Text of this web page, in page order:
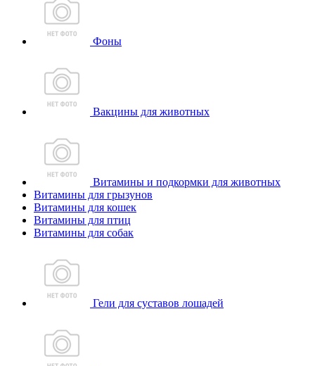
Фоны
Вакцины для животных
Витамины и подкормки для животных
Витамины для грызунов
Витамины для кошек
Витамины для птиц
Витамины для собак
Гели для суставов лошадей